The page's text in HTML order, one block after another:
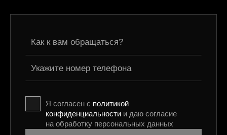
Я согласен с политикой
конфиденциальности и даю согласие
на обработку персональных данных